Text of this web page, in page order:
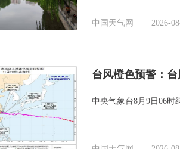
中国天气网 2026-
台风橙色预警：
中央气象台8月9日06时